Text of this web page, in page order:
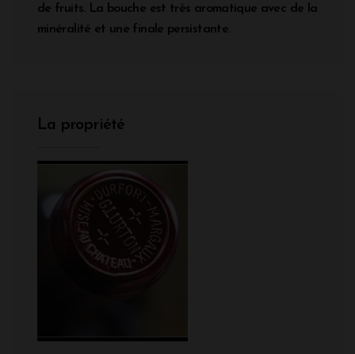
de fruits. La bouche est très aromatique avec de la
minéralité et une finale persistante.
La propriété